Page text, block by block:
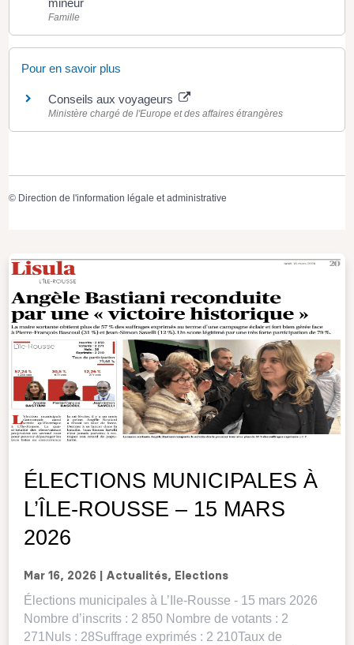
Famille
Pour en savoir plus
Conseils aux voyageurs
Ministère chargé de l'Europe et des affaires étrangères
© Direction de l'information légale et administrative
ÉLECTIONS MUNICIPALES À
L’ÎLE-ROUSSE – 15 MARS
2026
Mar 16, 2026 Actualités, Elections
Élections municipales à L’Ile-Rousse - 15 mars 2026
Nombre d’inscrits : 2 850 Nombre de votants : 2
271Nuls : 28Suffrage exprimés : 2 210Taux de